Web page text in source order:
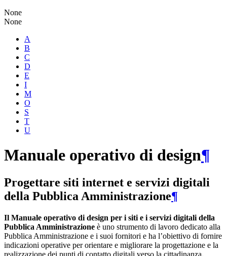
None
None
A
B
C
D
E
I
M
O
S
T
U
Manuale operativo di design¶
Progettare siti internet e servizi digitali
della Pubblica Amministrazione¶
Il Manuale operativo di design per i siti e i servizi digitali della
Pubblica Amministrazione è uno strumento di lavoro dedicato alla
Pubblica Amministrazione e i suoi fornitori e ha l’obiettivo di fornire
indicazioni operative per orientare e migliorare la progettazione e la
realizzazione dei punti di contatto digitali verso la cittadinanza.